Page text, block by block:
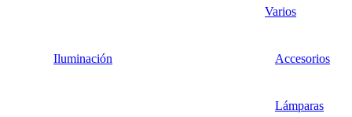
Varios
Iluminación Accesorios
Lámparas